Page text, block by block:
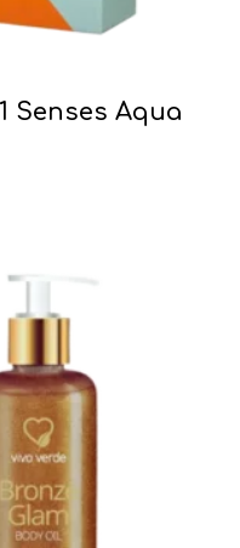
Senses Aqua